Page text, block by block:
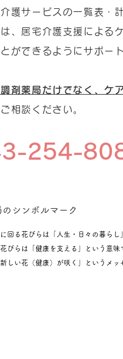
護サービスの一覧表・
、居宅介護支援による
ができるようにサポー
剤薬局だけでなく、ケ
相談ください。
254-
のシンボルマーク
回る花びらは「人生・日々の暮らし
びらは「健康を支える」という意味
しい花（健康）が咲く」というメッ